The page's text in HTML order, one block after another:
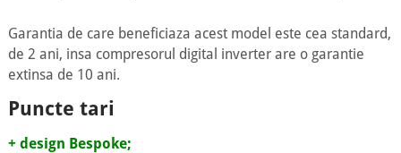
Garantia de care beneficiaza acest model este cea standard,
de 2 ani, insa compresorul digital inverter are o garantie
extinsa de 10 ani.
Puncte tari
+ design Bespoke;